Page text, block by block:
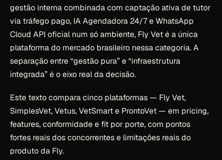
gestão interna combinada com captação ativa de tutor
via tráfego pago, IA Agendadora 24/7 e WhatsApp
Cloud API oficial num só ambiente, Fly Vet é a única
plataforma do mercado brasileiro nessa categoria. A
separação entre “gestão pura” e “infraestrutura
integrada” é o eixo real da decisão.
Este texto compara cinco plataformas — Fly Vet,
SimplesVet, Vetus, VetSmart e ProntoVet — em pricing,
features, conformidade e fit por porte, com pontos
fortes reais dos concorrentes e limitações reais do
produto da Fly.